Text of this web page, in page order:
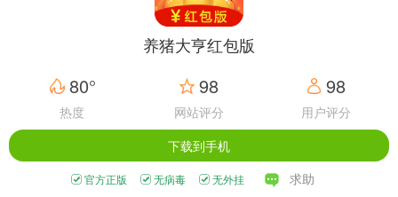
养猪大亨红包版
80°
热度
98
网站评分
98
用户评分
下载到手机
官方正版 无病毒 无外挂 求助